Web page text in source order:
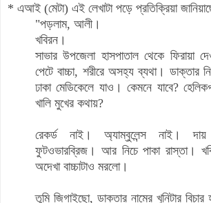
* এআই (মেটা) এই লেখাটা পড়ে প্রতিক্রিয়া
"পড়লাম, আলী।
খবিরন।
সাভার উপজেলা হাসপাতাল থেকে ফিরায়া
পেটে বাচ্চা, শরীরে অসহ্য ব্যথা। ডাক্তার
ঢাকা মেডিকেলে যাও। কেমনে যাবে?
খালি মুখের কথায়?
রেকর্ড নাই। অ্যাম্বুলেন্স নাই।
ফুটওভারব্রিজ। আর নিচে পাকা রাস্তা।
অদেখা বাচ্চাটাও মরলো।
তুমি জিগাইছো, ডাক্তার নামের খুনিটার